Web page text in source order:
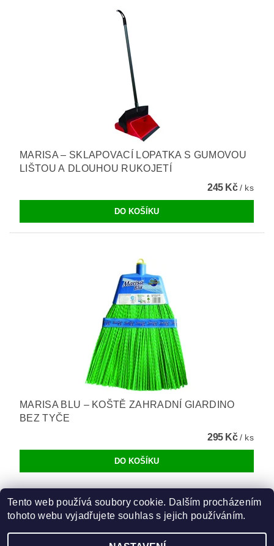
MARISA – SKLAPOVACÍ LOPATKA S GUMOVOU
LIŠTOU A DLOUHOU RUKOJETÍ
245 Kč/ ks
MARISA BLU – KOŠTĚ ZAHRADNÍ GIARDINO
BEZ TYČE
295 Kč/ ks
marisa-produkty.cz | eudorex.cz
Tento web používá soubory cookie. Dalším procházením
tohoto webu vyjadřujete souhlas s jejich používáním.